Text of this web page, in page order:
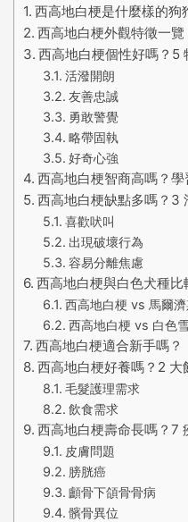
西高地白梗是什麼樣的狗
西高地白梗外觀特徵一覽
西高地白梗個性好嗎？5
活潑開朗
友善忠誠
勇敢警覺
略帶固執
好奇心強
西高地白梗智商高嗎？
西高地白梗缺點多嗎？3
喜歡吠叫
出現破壞行為
容易分離焦慮
西高地白梗與白色犬種比
西高地白梗 vs 馬爾
西高地白梗 vs 白色
西高地白梗適合新手嗎？
西高地白梗好養嗎？2 大
毛髮護理需求
飲食需求
西高地白梗壽命長嗎？7
皮膚問題
膀胱癌
顱骨下頜骨骨病
髕骨異位